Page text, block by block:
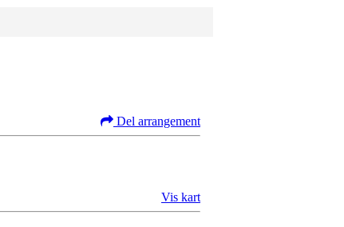
Del arrangement
Vis kart